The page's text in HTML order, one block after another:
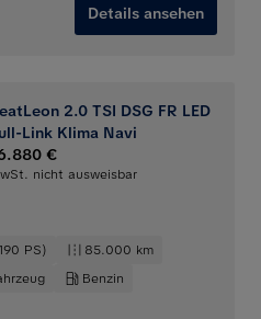
Details ansehen
2.0 TSI DSG FR LED
Link Klima Navi
€
nicht ausweisbar
PS)
85.000 km
Benzin